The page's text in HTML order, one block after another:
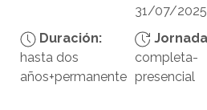
31/07/2025
Duración:
hasta dos
años+permanente
completa-
presencial